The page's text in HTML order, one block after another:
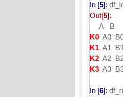
In [5]:
Out[5]:
A B
K0 A0
K1 A1 B1
K2 A2
K3 A3
In [6]: